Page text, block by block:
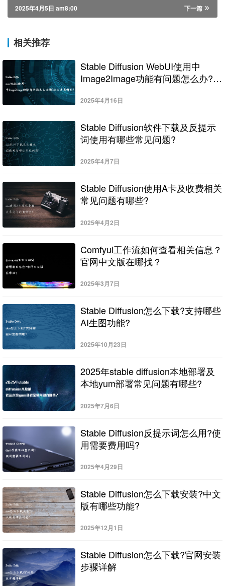
下一篇
2025年4月5日 am8:00
相关推荐
Stable Diffusion WebUI使用中
Image2Image功能有问题怎么办?解
2025年4月16日
Stable Diffusion软件下载及反提示
词使用有哪些常见问题?
2025年4月7日
Stable Diffusion使用A卡及收费相关
常见问题有哪些?
2025年4月2日
Comfyui工作流如何查看相关信息？
官网中文版在哪找？
2025年3月7日
Stable Diffusion怎么下载?支持哪些
AI生图功能?
2025年10月23日
2025年stable diffusion本地部署及
本地yum部署常见问题有哪些?
2025年7月6日
Stable Diffusion反提示词怎么用?使
用需要费用吗?
2025年4月29日
Stable Diffusion怎么下载安装?中文
版有哪些功能?
2025年12月1日
Stable Diffusion怎么下载?官网安装
步骤详解